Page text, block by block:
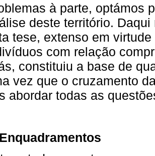
à parte, optámos
deste território.
tese, extenso em
com relação
constituiu a base de
vez que o cruzamento
abordar todas as